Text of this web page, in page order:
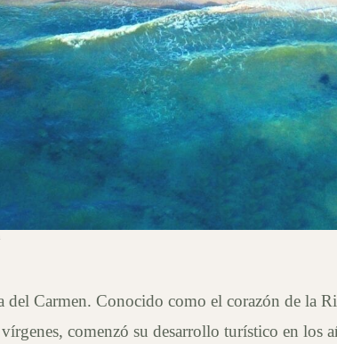
Carmen. Conocido como el corazón de la
comenzó su desarrollo turístico en